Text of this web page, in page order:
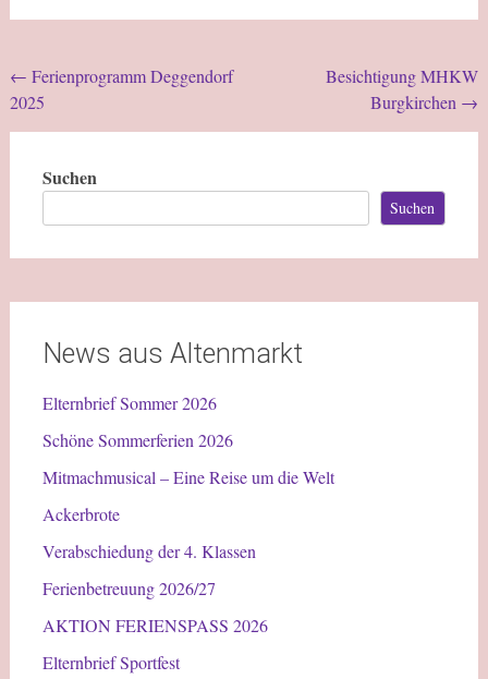
← Ferienprogramm Deggendorf
2025
Besichtigung MHKW
Burgkirchen →
Suchen
Suchen
News aus Altenmarkt
Elternbrief Sommer 2026
Schöne Sommerferien 2026
Mitmachmusical – Eine Reise um die Welt
Ackerbrote
Verabschiedung der 4. Klassen
Ferienbetreuung 2026/27
AKTION FERIENSPASS 2026
Elternbrief Sportfest